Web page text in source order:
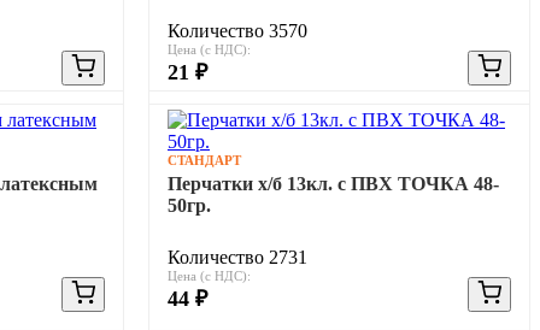
Количество 3570
Цена (с НДС):
21 ₽
СТАНДАРТ
Перчатки х/б 13кл. с ПВХ ТОЧКА 48-
50гр.
Количество 2731
Цена (с НДС):
44 ₽